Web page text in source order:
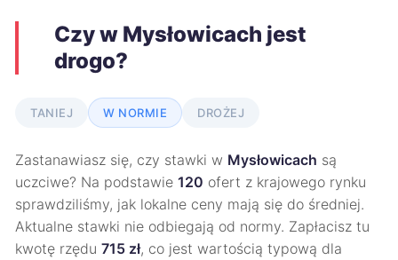
Czy w Mysłowicach jest
drogo?
TANIEJ W NORMIE DROŻEJ
Zastanawiasz się, czy stawki w Mysłowicach są
uczciwe? Na podstawie 120 ofert z krajowego rynku
sprawdziliśmy, jak lokalne ceny mają się do średniej.
Aktualne stawki nie odbiegają od normy. Zapłacisz tu
kwotę rzędu 715 zł, co jest wartością typową dla